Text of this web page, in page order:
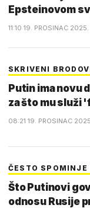
Epsteinovom
11:10 19. PROSINAC 2025.
SKRIVENI
Putin ima novu
za što mu služi
08:21 19. PROSINAC
ČESTO
Što Putinovi
odnosu Rusije